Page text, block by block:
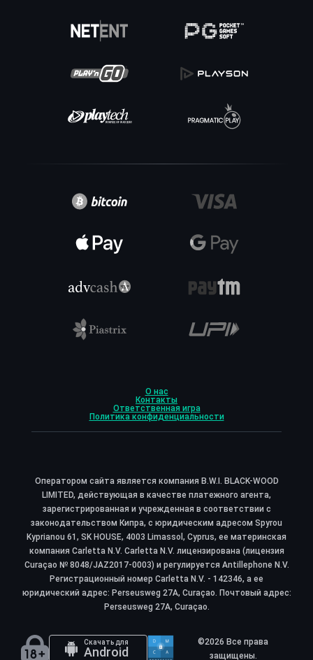
О нас
Контакты
Ответственная игра
Политика конфиденциальности
Оператором сайта является компания B.W.I. BLACK-WOOD
LIMITED, действующая в качестве платежного агента,
зарегистрированная и учрежденная в соответствии с
законодательством Кипра, с юридическим адресом Spyrou
Kyprianou 61, SK HOUSE, 4003 Limassol, Cyprus, ее материнская
компания Carletta N.V. Carletta N.V. лицензирована (лицензия
Curaçao № 8048/JAZ2017-0003) и регулируется Antillephone N.V.
Регистрационный номер Carletta N.V. - 142346, а ее
юридический адрес: Perseusweg 27A, Curaçao. Почтовый адрес:
Perseusweg 27A, Curaçao.
Скачать для
Android
©2026 Все права
защищены.